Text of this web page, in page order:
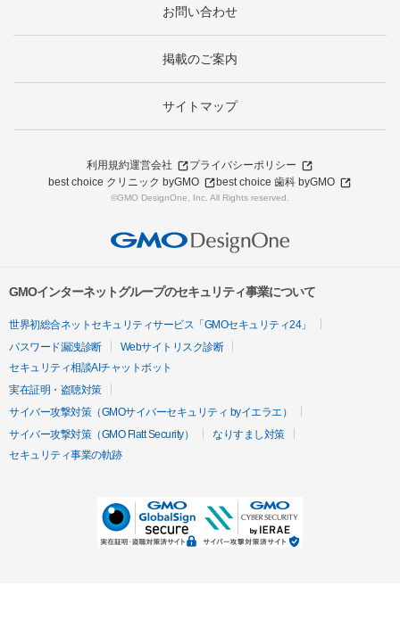
お問い合わせ
掲載のご案内
サイトマップ
利用規約運営会社
プライバシーポリシー
best choice クリニック byGMO
best choice 歯科 byGMO
©GMO DesignOne, Inc. All Rights reserved.
GMOインターネットグループのセキュリティ事業について
世界初総合ネットセキュリティサービス「GMOセキュリティ24」
パスワード漏洩診断
Webサイトリスク診断
セキュリティ相談AIチャットボット
実在証明・盗聴対策
サイバー攻撃対策（GMOサイバーセキュリティ byイエラエ）
サイバー攻撃対策（GMO Flatt Security）
なりすまし対策
セキュリティ事業の軌跡